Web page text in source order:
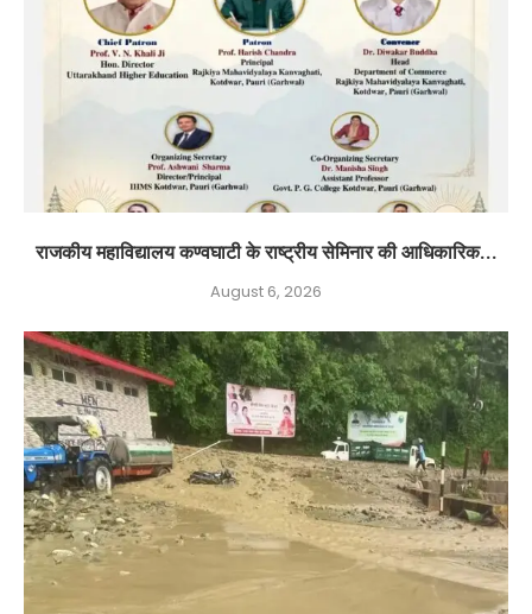
राजकीय महाविद्यालय कण्वघाटी के राष्ट्रीय सेमिनार की आधिकारिक...
August 6, 2026